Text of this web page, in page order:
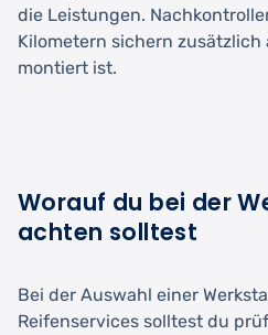
die Leistungen.
Kilometern sichern zusätzlich
montiert ist.
Worauf du bei der
achten solltest
Bei der Auswahl einer
Reifenservices solltest du